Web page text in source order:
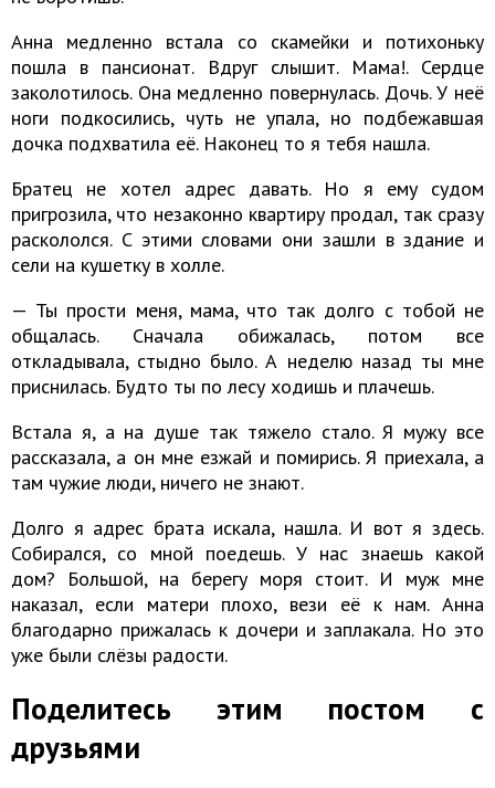
Анна медленно встала со скамейки и потихоньку
пошла в пансионат. Вдруг слышит. Мама!. Сердце
заколотилось. Она медленно повернулась. Дочь. У неё
ноги подкосились, чуть не упала, но подбежавшая
дочка подхватила её. Наконец то я тебя нашла.
Братец не хотел адрес давать. Но я ему судом
пригрозила, что незаконно квартиру продал, так сразу
раскололся. C этими словами они зашли в здание и
сели на кушетку в холле.
— Ты прости меня, мама, что так долго с тобой не
общалась. Сначала обижалась, потом все
откладывала, стыдно было. А неделю назад ты мне
приснилась. Будто ты по лесу ходишь и плачешь.
Встала я, а на душе так тяжело стало. Я мужу все
рассказала, а он мне езжай и помирись. Я приехала, а
там чужие люди, ничего не знают.
Долго я адрес брата искала, нашла. И вот я здесь.
Собирался, со мной поедешь. У нас знаешь какой
дом? Большой, на берегу моря стоит. И муж мне
наказал, если матери плохо, вези её к нам. Анна
благодарно прижалась к дочери и заплакала. Но это
уже были слёзы радости.
Поделитесь этим постом с
друзьями